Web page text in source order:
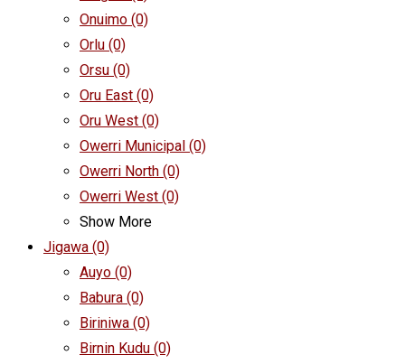
Onuimo (0)
Orlu (0)
Orsu (0)
Oru East (0)
Oru West (0)
Owerri Municipal (0)
Owerri North (0)
Owerri West (0)
Show More
Jigawa (0)
Auyo (0)
Babura (0)
Biriniwa (0)
Birnin Kudu (0)